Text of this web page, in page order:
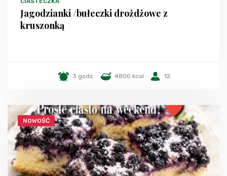
Jagodzianki /bułeczki drożdżowe z
kruszonką
3 godz. 4800 kcal 12
NOWOŚĆ